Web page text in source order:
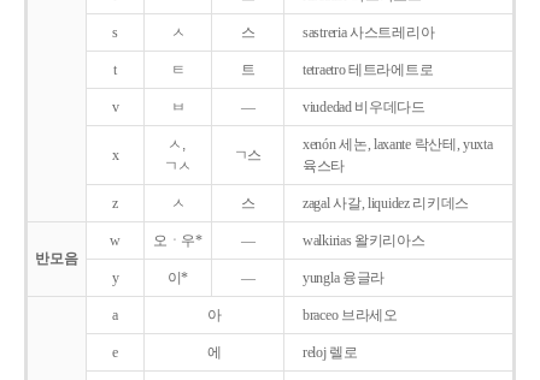
s ㅅ 스 sastreria 사스트레리아
t ㅌ 트 tetraetro 테트라에트로
v ㅂ ― viudedad 비우데다드
x
ㅅ,
ㄱㅅ
ㄱ스
xenón 세논, laxante 락산테, yuxta
육스타
z ㅅ 스 zagal 사갈, liquidez 리키데스
반모음
w 오ㆍ우* ― walkirias 왈키리아스
y 이* ― yungla 융글라
a 아 braceo 브라세오
e 에 reloj 렐로